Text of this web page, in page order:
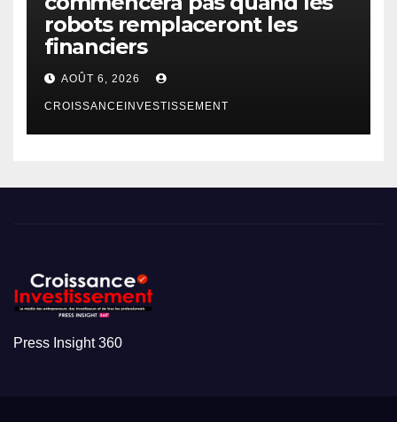
robots remplaceront les
financiers
AOÛT 6, 2026
CROISSANCEINVESTISSEMENT
Press Insight 360